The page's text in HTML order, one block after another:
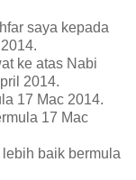
saya kepada
ke atas Nabi
2014.
17 Mac 2014.
17 Mac
baik bermula